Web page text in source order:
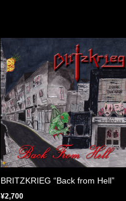
BRITZKRIEG “Back from Hell”
¥2,700